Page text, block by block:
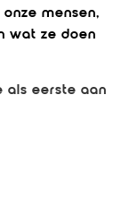
mensen,
wat ze doen
als eerste aan